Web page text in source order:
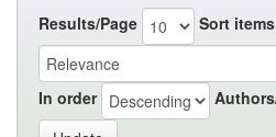
Results/Page Sort
In order